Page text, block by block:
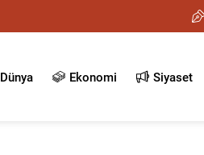
Dünya Ekonomi Siyaset